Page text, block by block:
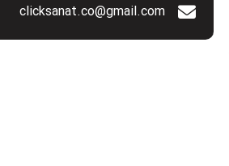
clicksanat.co@gmail.com